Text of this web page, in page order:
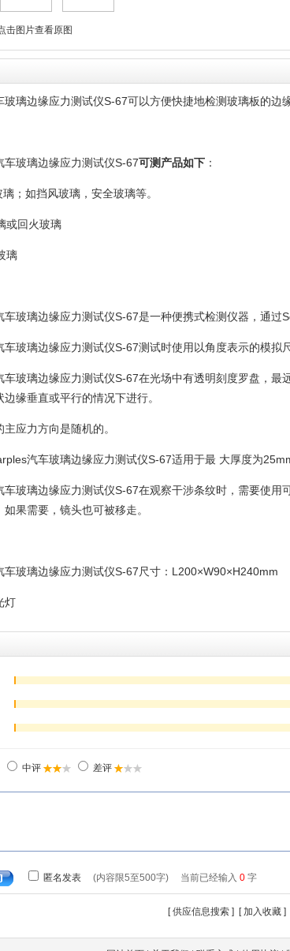
击图片查看原图
璃边缘应力测试仪S-67可以方便快捷地检测玻璃板的边缘
车玻璃边缘应力测试仪S-67可测产品如下 ：
；如挡风玻璃，安全玻璃等。
或回火玻璃
璃
车玻璃边缘应力测试仪S-67是一种便携式检测仪器，通过
车玻璃边缘应力测试仪S-67测试时使用以角度表示的模拟
车玻璃边缘应力测试仪S-67在光场中有透明刻度罗盘，
缘垂直或平行的情况下进行。
应力方向是随机的。
汽车玻璃边缘应力测试仪S-67适用于最 大厚度为
车玻璃边缘应力测试仪S-67在观察干涉条纹时，需要使
果需要，镜头也可被移走。
车玻璃边缘应力测试仪S-67尺寸：L200×W90×H240mm
灯
[供应信息搜索 ] [加入收藏 ]